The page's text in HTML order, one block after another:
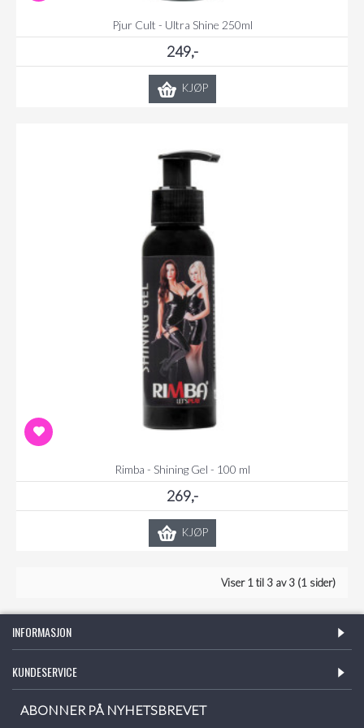
Pjur Cult - Ultra Shine 250ml
249,-
KJØP
Rimba - Shining Gel - 100 ml
269,-
KJØP
Viser 1 til 3 av 3 (1 sider)
INFORMASJON
KUNDESERVICE
ABONNER PÅ NYHETSBREVET